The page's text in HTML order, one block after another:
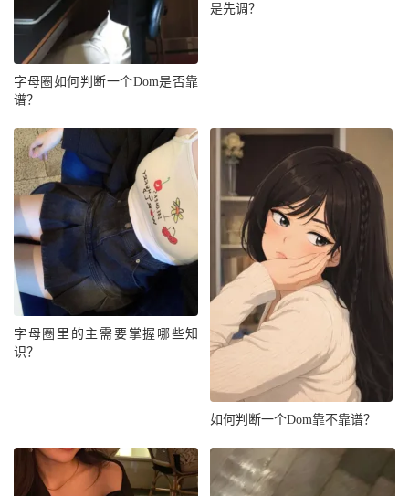
字母圈如何判断一个Dom是否靠
谱？
是先调？
字母圈里的主需要掌握哪些知
识？
如何判断一个Dom靠不靠谱？